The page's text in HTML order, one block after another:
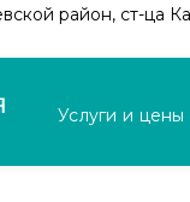
район, ст-ца
Услуги и цены